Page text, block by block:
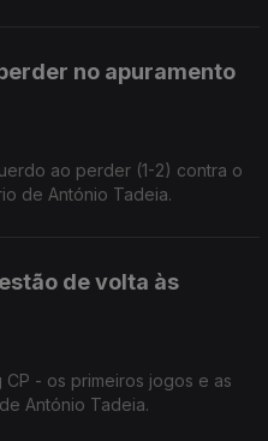
no apuramento
ao perder (1-2) contra o
de António Tadeia.
de volta às
CP - os primeiros jogos e as
António Tadeia.